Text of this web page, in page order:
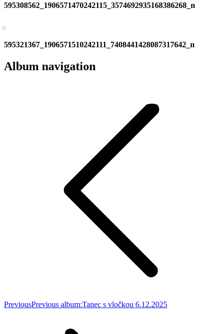
595308562_1906571470242115_3574692935168386268_n
595321367_1906571510242111_7408441428087317642_n
Album navigation
PreviousPrevious album:Tanec s vločkou 6.12.2025